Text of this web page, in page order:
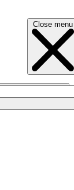
Close menu